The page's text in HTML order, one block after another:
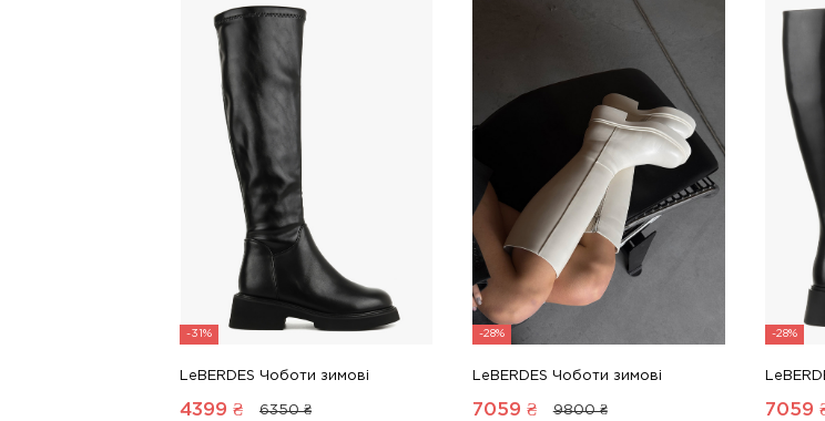
-31%
LeBERDES Чоботи зимові
4399 ₴ 6350 ₴
-28%
LeBERDES Чоботи зимові
7059 ₴ 9800 ₴
-28%
7059